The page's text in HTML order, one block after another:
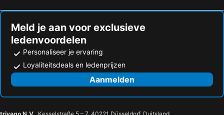
Meld je aan voor exclusieve
ledenvoordelen
Personaliseer je ervaring
Loyaliteitsdeals en ledenprijzen
Aanmelden